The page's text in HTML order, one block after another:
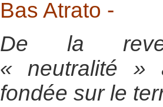
Bas Atrato -
De la
« neutralité »
fondée sur le